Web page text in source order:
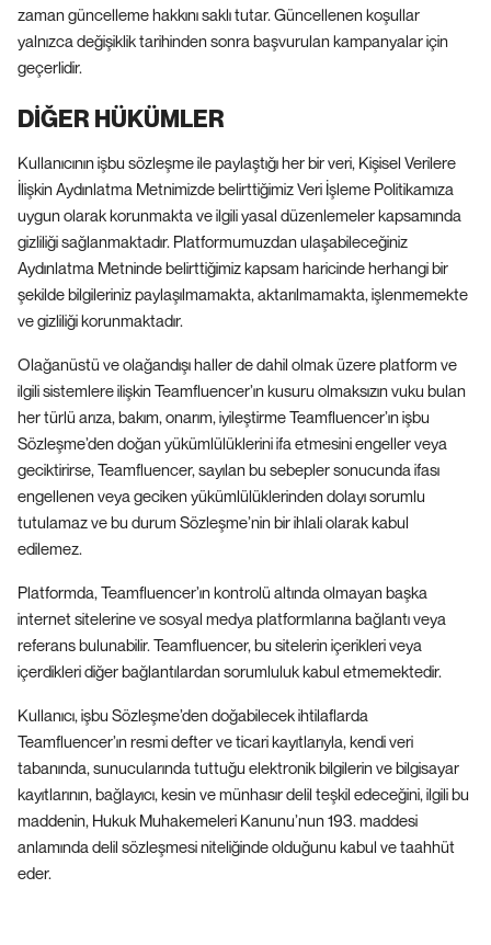
zaman güncelleme hakkını saklı tutar. Güncellenen koşullar
yalnızca değişiklik tarihinden sonra başvurulan kampanyalar için
geçerlidir.
DİĞER HÜKÜMLER
Kullanıcının işbu sözleşme ile paylaştığı her bir veri, Kişisel Verilere
İlişkin Aydınlatma Metnimizde belirttiğimiz Veri İşleme Politikamıza
uygun olarak korunmakta ve ilgili yasal düzenlemeler kapsamında
gizliliği sağlanmaktadır. Platformumuzdan ulaşabileceğiniz
Aydınlatma Metninde belirttiğimiz kapsam haricinde herhangi bir
şekilde bilgileriniz paylaşılmamakta, aktarılmamakta, işlenmemekte
ve gizliliği korunmaktadır.
Olağanüstü ve olağandışı haller de dahil olmak üzere platform ve
ilgili sistemlere ilişkin Teamfluencer’ın kusuru olmaksızın vuku bulan
her türlü arıza, bakım, onarım, iyileştirme Teamfluencer’ın işbu
Sözleşme’den doğan yükümlülüklerini ifa etmesini engeller veya
geciktirirse, Teamfluencer, sayılan bu sebepler sonucunda ifası
engellenen veya geciken yükümlülüklerinden dolayı sorumlu
tutulamaz ve bu durum Sözleşme’nin bir ihlali olarak kabul
edilemez.
Platformda, Teamfluencer’ın kontrolü altında olmayan başka
internet sitelerine ve sosyal medya platformlarına bağlantı veya
referans bulunabilir. Teamfluencer, bu sitelerin içerikleri veya
içerdikleri diğer bağlantılardan sorumluluk kabul etmemektedir.
Kullanıcı, işbu Sözleşme’den doğabilecek ihtilaflarda
Teamfluencer’ın resmi defter ve ticari kayıtlarıyla, kendi veri
tabanında, sunucularında tuttuğu elektronik bilgilerin ve bilgisayar
kayıtlarının, bağlayıcı, kesin ve münhasır delil teşkil edeceğini, ilgili bu
maddenin, Hukuk Muhakemeleri Kanunu’nun 193. maddesi
anlamında delil sözleşmesi niteliğinde olduğunu kabul ve taahhüt
eder.